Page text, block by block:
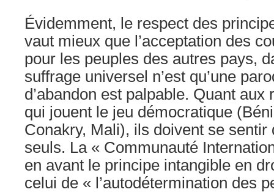
Évidemment, le respect des
vaut mieux que l’acceptation des
pour les peuples des autres pays,
suffrage universel n’est qu’une
d’abandon est palpable. Quant
qui jouent le jeu démocratique
Conakry, Mali), ils doivent se sentir
seuls. La « Communauté
en avant le principe intangible en
celui de « l’autodétermination des